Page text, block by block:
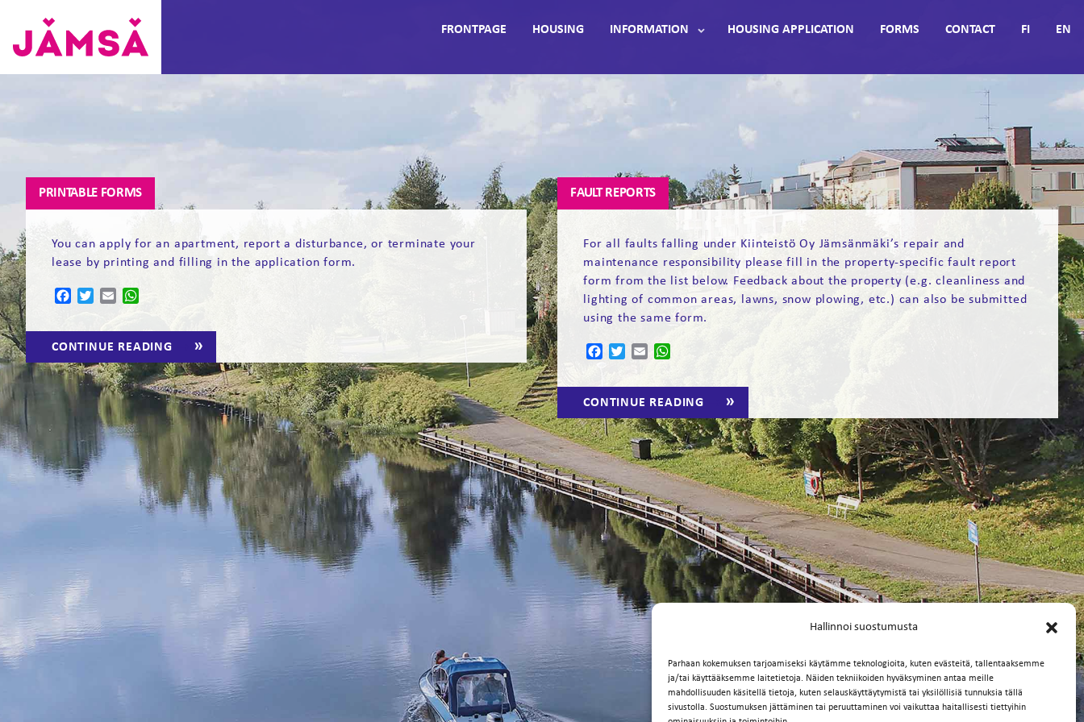
Hallinnoi suostumusta
Parhaan kokemuksen tarjoamiseksi käytämme teknologioita, kuten evästeitä, tallentaaksemme
ja/tai käyttääksemme laitetietoja. Näiden tekniikoiden hyväksyminen antaa meille
mahdollisuuden käsitellä tietoja, kuten selauskäyttäytymistä tai yksilöllisiä tunnuksia tällä
sivustolla. Suostumuksen jättäminen tai peruuttaminen voi vaikuttaa haitallisesti tiettyihin
to
Jämsässä
FRONTPAGE HOUSING INFORMATION HOUSING APPLICATION FORMS CONTACT FI EN
PRINTABLE FORMS
You can apply for an apartment, report a disturbance, or terminate your
lease by printing and filling in the application form.
CONTINUE READING
FacebookTwitterEmail
FAULT REPORTS
For all faults falling under Kiinteistö Oy Jämsänmäki’s repair and
maintenance responsibility please fill in the property-specific fault report
form from the list below. Feedback about the property (e.g. cleanliness and
lighting of common areas, lawns, snow plowing, etc.) can also be submitted
using the same form.
CONTINUE READING
FacebookTwitterEmail